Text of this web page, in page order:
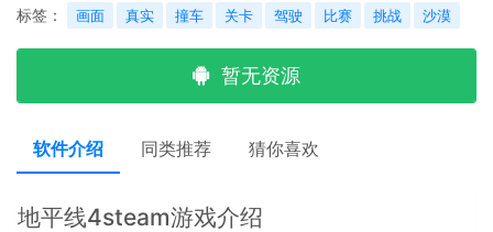
标签： 画面 真实 撞车 关卡 驾驶 比赛 挑战 沙漠
暂无资源
软件介绍 同类推荐 猜你喜欢
地平线4steam游戏介绍